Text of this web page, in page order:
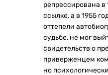
репрессирована в
ссылке, а в 1955
оттепели
судьбе, не мог
свидетельств о
приверженцем
но